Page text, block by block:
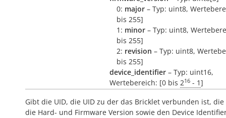
0: major – Typ: uint8,
bis 255]
1: minor – Typ: uint8,
bis 255]
2: revision – Typ: uint8,
bis 255]
device_identifier – Typ: uint16,
Wertebereich: [0 bis 216 - 1]
Gibt die UID, die UID zu der das Bricklet verbunden ist, die
die Hard- und Firmware Version sowie den Device